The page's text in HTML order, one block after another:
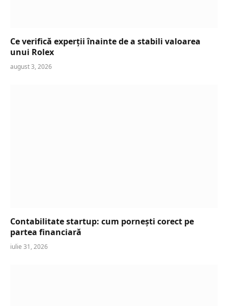
Ce verifică experții înainte de a stabili valoarea
unui Rolex
august 3, 2026
Contabilitate startup: cum pornești corect pe
partea financiară
iulie 31, 2026